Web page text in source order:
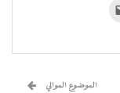
الإلكتروني
الموضوع الموالي